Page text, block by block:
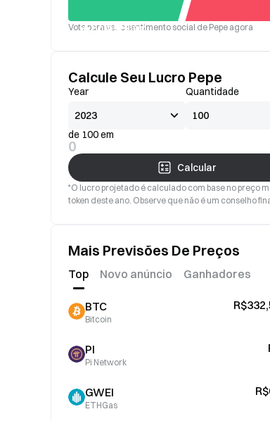
Bom Ruim
Vote para ver o sentimento social de Pepe agora
Calcule Seu Lucro Pepe
Year Quantidade
de 100 em
0
Calcular
*O lucro projetado é calculado com base no preço
token deste ano. Observe que não é um conselho
Mais Previsões De Preços
Top Novo anúncio Ganhadores
BTC
Bitcoin
PI
Pi Network
GWEI
ETHGas